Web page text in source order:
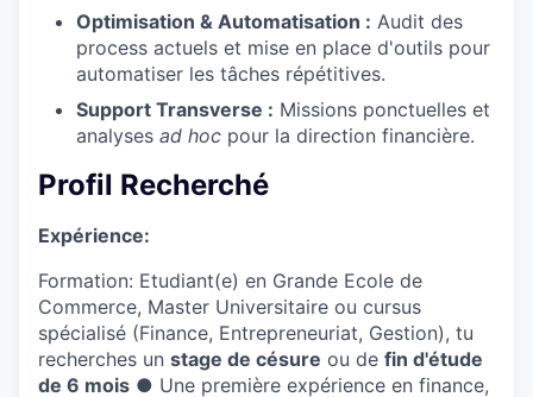
Optimisation & Automatisation : Audit des
process actuels et mise en place d'outils pour
automatiser les tâches répétitives.
Support Transverse : Missions ponctuelles et
analyses ad hoc pour la direction financière.
Profil Recherché
Expérience:
Formation: Etudiant(e) en Grande Ecole de
Commerce, Master Universitaire ou cursus
spécialisé (Finance, Entrepreneuriat, Gestion), tu
recherches un stage de césure ou de fin d'étude
de 6 mois ● Une première expérience en finance,